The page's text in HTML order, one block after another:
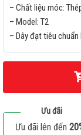
– Chất liệu móc:
– Model: T2
– Dây đạt tiêu chuẩn
Ưu đãi
Ưu đãi lên đến